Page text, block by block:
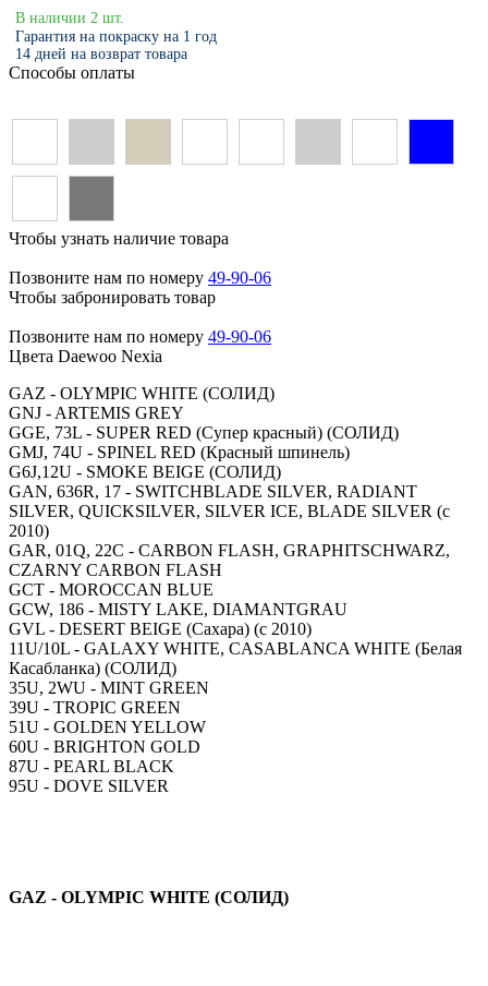
В наличии 2 шт.
Гарантия на покраску на 1 год
14 дней на возврат товара
Способы оплаты
Чтобы узнать наличие товара
Позвоните нам по номеру 49-90-06
Чтобы забронировать товар
Позвоните нам по номеру 49-90-06
Цвета Daewoo Nexia
GAZ - OLYMPIC WHITE (СОЛИД)
GNJ - ARTEMIS GREY
GGE, 73L - SUPER RED (Супер красный) (СОЛИД)
GMJ, 74U - SPINEL RED (Красный шпинель)
G6J,12U - SMOKE BEIGE (СОЛИД)
GAN, 636R, 17 - SWITCHBLADE SILVER, RADIANT
SILVER, QUICKSILVER, SILVER ICE, BLADE SILVER (c
2010)
GAR, 01Q, 22C - CARBON FLASH, GRAPHITSCHWARZ,
CZARNY CARBON FLASH
GCT - MOROCCAN BLUE
GCW, 186 - MISTY LAKE, DIAMANTGRAU
GVL - DESERT BEIGE (Сахара) (c 2010)
11U/10L - GALAXY WHITE, CASABLANCA WHITE (Белая
Касабланка) (СОЛИД)
35U, 2WU - MINT GREEN
39U - TROPIC GREEN
51U - GOLDEN YELLOW
60U - BRIGHTON GOLD
87U - PEARL BLACK
95U - DOVE SILVER
GAZ - OLYMPIC WHITE (СОЛИД)